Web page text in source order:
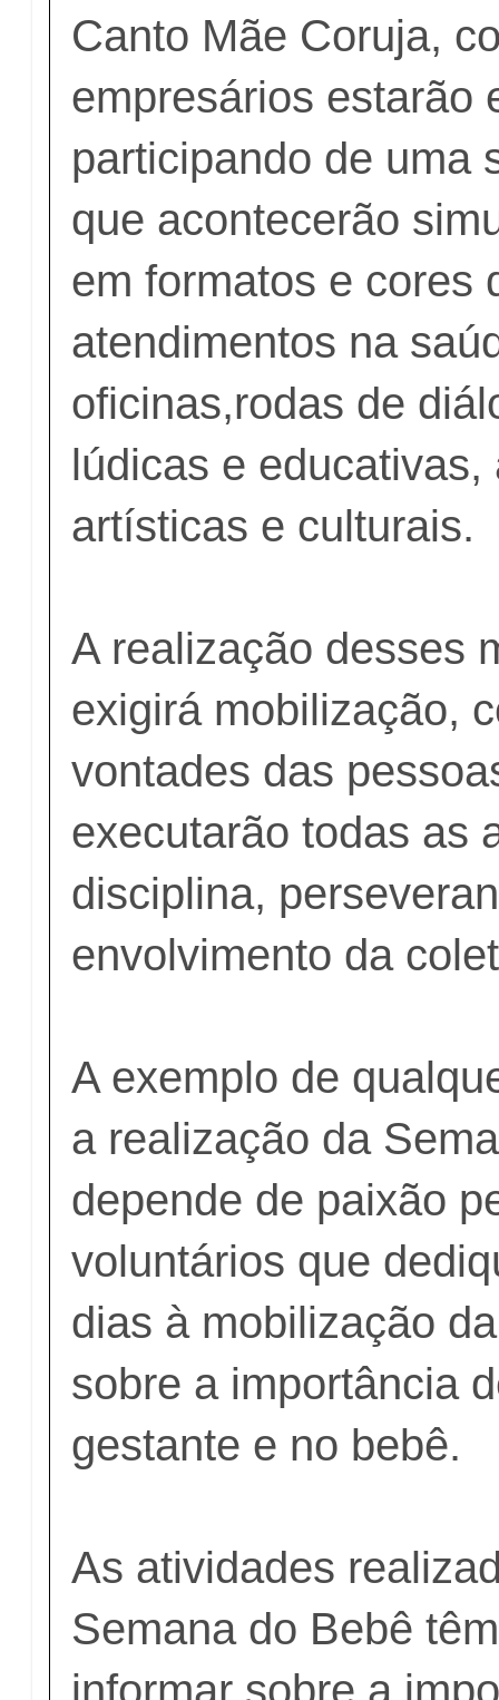
Canto Mãe Coruja,
empresários estarão
participando de uma
que acontecerão
em formatos e cores
atendimentos na
oficinas,rodas de
lúdicas e
artísticas e culturais.
A realização desses
exigirá mobilização,
vontades das
executarão todas as
disciplina,
envolvimento da
A exemplo de
a realização da
depende de paixão
voluntários que
dias à mobilização
sobre a importância
gestante e no bebê.
As atividades
Semana do Bebê
informar sobre a